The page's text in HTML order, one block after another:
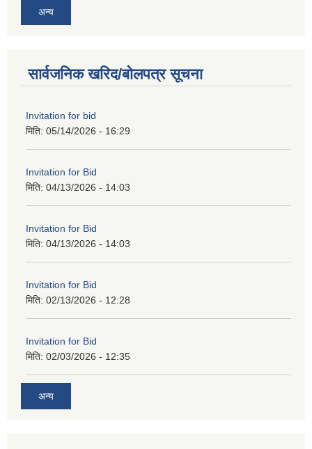
अन्य
सार्वजनिक खरिद/बोलपत्र सूचना
Invitation for bid
मिति: 05/14/2026 - 16:29
Invitation for Bid
मिति: 04/13/2026 - 14:03
Invitation for Bid
मिति: 04/13/2026 - 14:03
Invitation for Bid
मिति: 02/13/2026 - 12:28
Invitation for Bid
मिति: 02/03/2026 - 12:35
अन्य